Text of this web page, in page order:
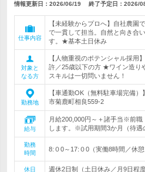
情報更新日：2026/06/19 終了予定日： 2026/
仕事内容
【未経験からプロへ】自社農園
で一貫して担当。自然と向き合
す。★基本土日休み
対象と
なる方
【人物重視のポテンシャル採用
許／25歳以下の方 ★ワイン造り
スキルは一切問いません！
勤務地
【車通勤OK（無料駐車場完備
市菊鹿町相良559-2
給与
月給200,000円～＋諸手当※前職
します。※試用期間3か月（待遇
勤務
時間
8:０0～17:０0（実働8時間／休憩
休日
週休2日制（土日休み／月9日程